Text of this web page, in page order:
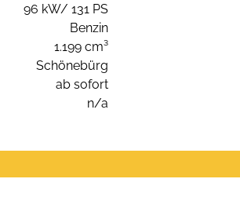
96 kW/ 131 PS
Benzin
1.199 cm³
Schönebürg
ab sofort
n/a